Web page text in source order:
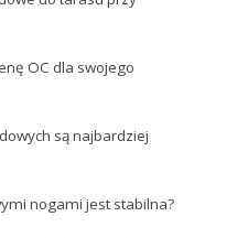
OC dla swojego
są najbardziej
nogami jest stabilna?